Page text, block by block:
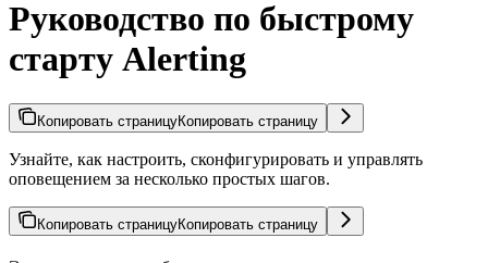
Руководство по быстрому
старту Alerting
Копировать страницуКопировать страницу
Узнайте, как настроить, сконфигурировать и управлять
оповещением за несколько простых шагов.
Копировать страницуКопировать страницу